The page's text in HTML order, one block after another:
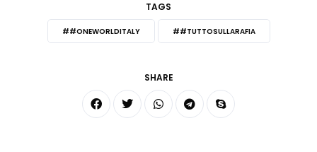
TAGS
##ONEWORLDITALY ##TUTTOSULLARAFIA
SHARE